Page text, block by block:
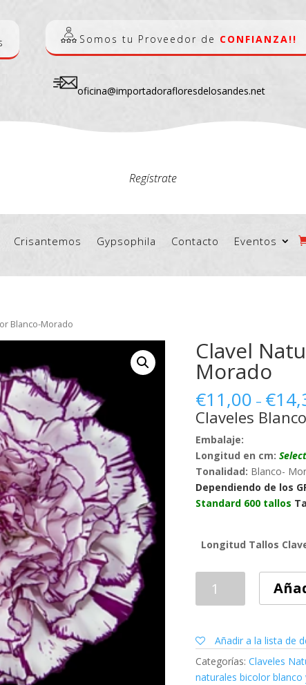
Somos tu Proveedor de CONFIANZA!!
oficina@importadorafloresdelosandes.net
Regístrate
Crisantemos Gypsophila Contacto Eventos
Blanco-Morado
Clavel
Morado
€11,00 – €
Claveles
Embalaje:
Longitud en cm:
Tonalidad: Blanco-
Dependiendo de los
Standard 600 tallos
Longitud Tallos
Natural
Morado
cantidad
Añadir a la lista de
Categorías: Claveles
naturales bicolor blanco